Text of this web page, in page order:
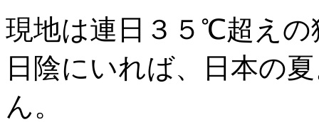
現地は連日３５℃超えの
日陰にいれば、日本の
ん。